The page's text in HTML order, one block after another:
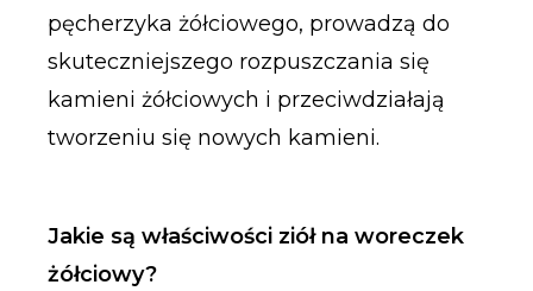
pęcherzyka żółciowego, prowadzą do
skuteczniejszego rozpuszczania się
kamieni żółciowych i przeciwdziałają
tworzeniu się nowych kamieni.
Jakie są właściwości ziół na woreczek
żółciowy?